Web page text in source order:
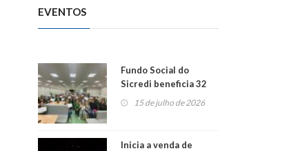
EVENTOS
Fundo Social do
Sicredi beneficia 32
projetos em
15 de julho de 2026
Inicia a venda de